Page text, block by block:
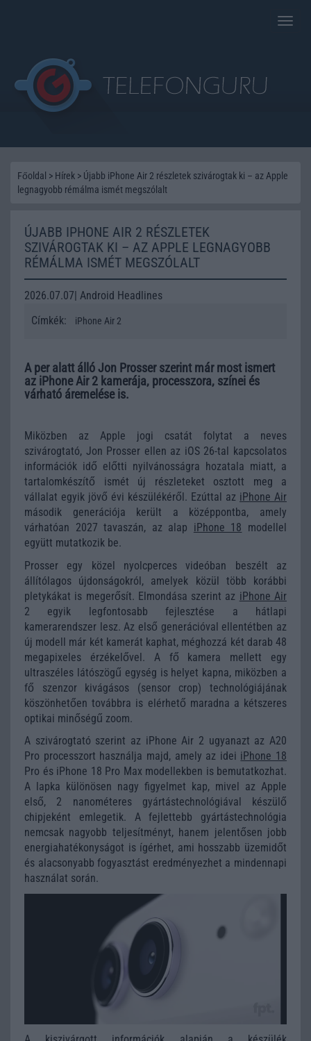
Toggle
Főoldal > Hírek > Újabb iPhone Air 2 részletek szivárogtak ki – az Apple
legnagyobb rémálma ismét megszólalt
ÚJABB IPHONE AIR 2 RÉSZLETEK
SZIVÁROGTAK KI – AZ APPLE LEGNAGYOBB
RÉMÁLMA ISMÉT MEGSZÓLALT
2026.07.07| Android Headlines
Címkék:
iPhone Air 2
A per alatt álló Jon Prosser szerint már most ismert
az iPhone Air 2 kamerája, processzora, színei és
várható áremelése is.
Miközben az Apple jogi csatát folytat a neves
szivárogtató, Jon Prosser ellen az iOS 26-tal kapcsolatos
információk idő előtti nyilvánosságra hozatala miatt, a
tartalomkészítő ismét új részleteket osztott meg a
vállalat egyik jövő évi készülékéről. Ezúttal az iPhone Air
második generációja került a középpontba, amely
várhatóan 2027 tavaszán, az alap iPhone 18 modellel
együtt mutatkozik be.
Prosser egy közel nyolcperces videóban beszélt az
állítólagos újdonságokról, amelyek közül több korábbi
pletykákat is megerősít. Elmondása szerint az iPhone Air
2 egyik legfontosabb fejlesztése a hátlapi
kamerarendszer lesz. Az első generációval ellentétben az
új modell már két kamerát kaphat, méghozzá két darab 48
megapixeles érzékelővel. A fő kamera mellett egy
ultraszéles látószögű egység is helyet kapna, miközben a
fő szenzor kivágásos (sensor crop) technológiájának
köszönhetően továbbra is elérhető maradna a kétszeres
optikai minőségű zoom.
A szivárogtató szerint az iPhone Air 2 ugyanazt az A20
Pro processzort használja majd, amely az idei iPhone 18
Pro és iPhone 18 Pro Max modellekben is bemutatkozhat.
A lapka különösen nagy figyelmet kap, mivel az Apple
első, 2 nanométeres gyártástechnológiával készülő
chipjeként emlegetik. A fejlettebb gyártástechnológia
nemcsak nagyobb teljesítményt, hanem jelentősen jobb
energiahatékonyságot is ígérhet, ami hosszabb üzemidőt
és alacsonyabb fogyasztást eredményezhet a mindennapi
használat során.